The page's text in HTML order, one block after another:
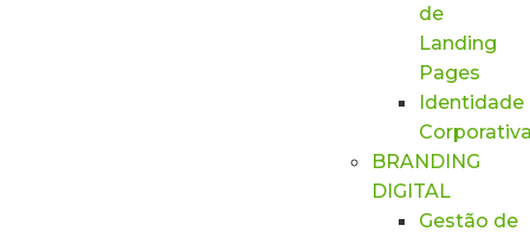
de
Landing
Pages
Identidade
BRANDING
DIGITAL
Gestão de